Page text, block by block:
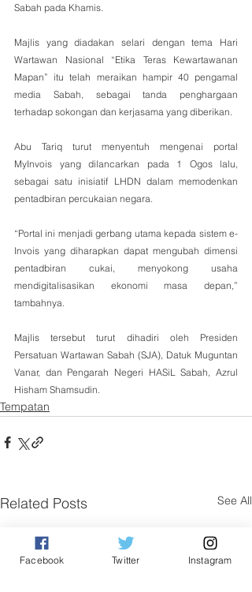
Sabah pada Khamis.
Majlis yang diadakan selari dengan tema Hari
Wartawan Nasional “Etika Teras Kewartawanan
Mapan” itu telah meraikan hampir 40 pengamal
media Sabah, sebagai tanda penghargaan
terhadap sokongan dan kerjasama yang diberikan.
Abu Tariq turut menyentuh mengenai portal
MyInvois yang dilancarkan pada 1 Ogos lalu,
sebagai satu inisiatif LHDN dalam memodenkan
pentadbiran percukaian negara.
“Portal ini menjadi gerbang utama kepada sistem e-
Invois yang diharapkan dapat mengubah dimensi
pentadbiran cukai, menyokong usaha
mendigitalisasikan ekonomi masa depan,”
tambahnya.
Majlis tersebut turut dihadiri oleh Presiden
Persatuan Wartawan Sabah (SJA), Datuk Muguntan
Vanar, dan Pengarah Negeri HASiL Sabah, Azrul
Hisham Shamsudin.
Tempatan
Related Posts See All
Facebook Twitter Instagram